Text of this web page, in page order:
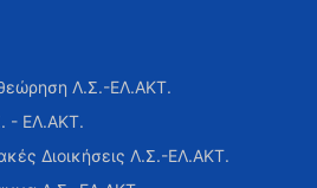
Λ.Σ.-ΕΛ.ΑΚΤ.
- ΕΛ.ΑΚΤ.
Διοικήσεις Λ.Σ.-ΕΛ.ΑΚΤ.